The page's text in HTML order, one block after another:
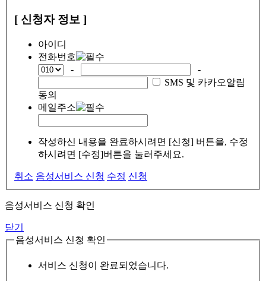
[ 신청자 정보 ]
아이디
전화번호
-
-
SMS 및 카카오알림
동의
메일주소
작성하신 내용을 완료하시려면 [신청] 버튼을, 수정
하시려면 [수정]버튼을 눌러주세요.
취소 음성서비스 신청 수정 신청
음성서비스 신청 확인
닫기
음성서비스 신청 확인
서비스 신청이 완료되었습니다.